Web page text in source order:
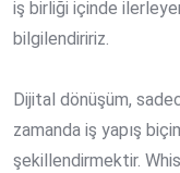
iş birliği içinde
bilgilendiririz.
Dijital dönüşüm,
zamanda iş yapış
şekillendirmektir.